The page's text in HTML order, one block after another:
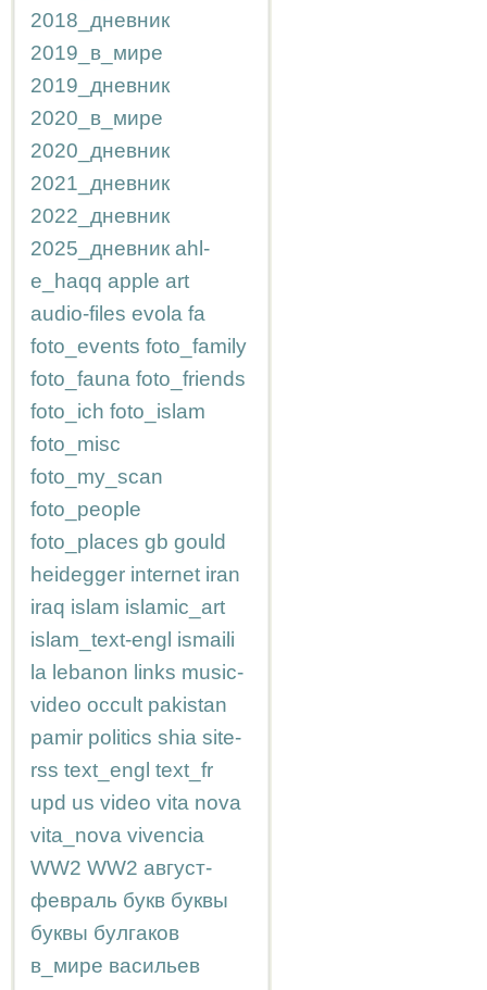
2018_дневник
2019_в_мире
2019_дневник
2020_в_мире
2020_дневник
2021_дневник
2022_дневник
2025_дневник ahl-
e_haqq apple art
audio-files evola fa
foto_events foto_family
foto_fauna foto_friends
foto_ich foto_islam
foto_misc
foto_my_scan
foto_people
foto_places gb gould
heidegger internet iran
iraq islam islamic_art
islam_text-engl ismaili
la lebanon links music-
video occult pakistan
pamir politics shia site-
rss text_engl text_fr
upd us video vita nova
vita_nova vivencia
WW2 WW2 август-
февраль букв буквы
буквы булгаков
в_мире васильев